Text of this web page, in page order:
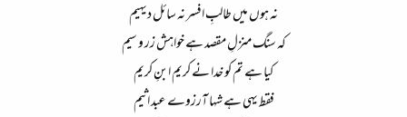
نہ ہوں میں طالبِ افسر نہ سائل دیہیم​
کہ سنگ منزلِ مقصد ہے خواہش زر و سیم​
کیا ہے تم کو خدا نے کریم ابنِ کریم​
فقط یہی ہے شہا آرزوے عبد اثیم​